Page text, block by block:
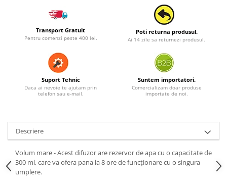
Transport Gratuit
Pentru comenzi peste 400 lei.
Poti returna produsul.
Ai 14 zile sa returnezi produsul.
Suport Tehnic
Daca ai nevoie te ajutam prin
telefon sau e-mail.
Suntem importatori.
Comercializam doar produse
importate de noi.
Descriere
Volum mare - Acest difuzor are rezervor de apa cu o capacitate de
300 ml, care va ofera pana la 8 ore de funcționare cu o singura
umplere.